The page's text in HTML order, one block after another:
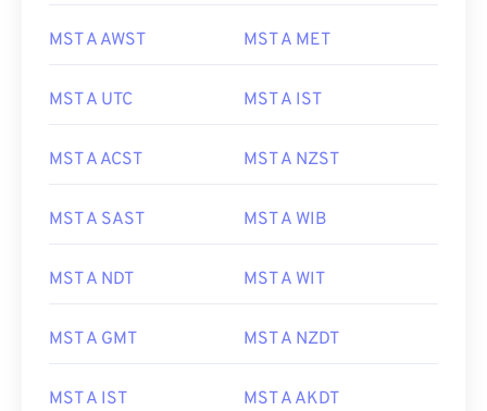
MST A AWST MST A MET
MST A UTC MST A IST
MST A ACST MST A NZST
MST A SAST MST A WIB
MST A NDT MST A WIT
MST A GMT MST A NZDT
MST A IST MST A AKDT